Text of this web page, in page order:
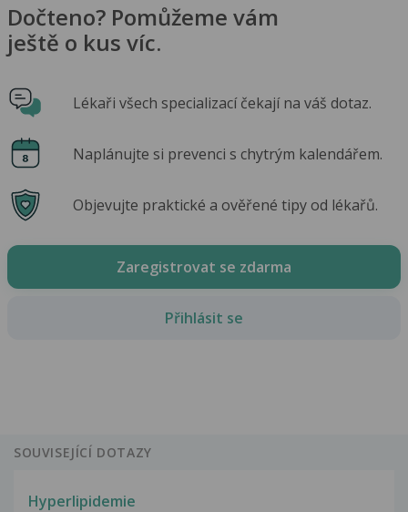
Dočteno? Pomůžeme vám
ještě o kus víc.
Lékaři všech specializací čekají na váš dotaz.
Naplánujte si prevenci s chytrým kalendářem.
Objevujte praktické a ověřené tipy od lékařů.
Zaregistrovat se zdarma
Přihlásit se
SOUVISEJÍCÍ DOTAZY
Hyperlipidemie